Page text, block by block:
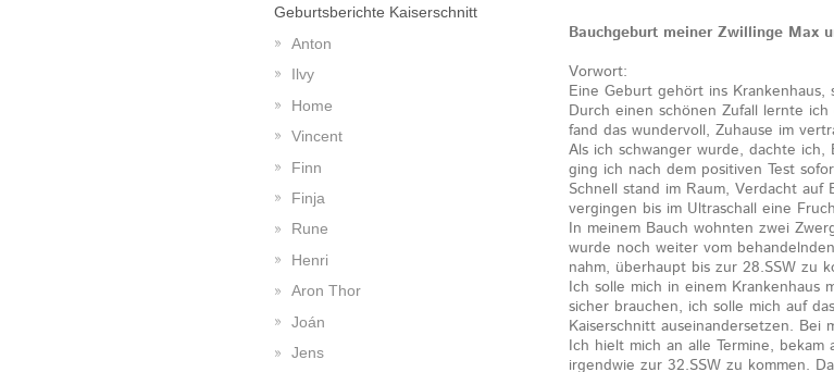
Bauchgeburt meiner Zwillinge Max
Vorwort:
Eine Geburt gehört ins Krankenhaus,
Durch einen schönen Zufall lernte
fand das wundervoll, Zuhause im
Als ich schwanger wurde, dachte
ging ich nach dem positiven Test
Schnell stand im Raum, Verdacht auf
vergingen bis im Ultraschall eine
In meinem Bauch wohnten zwei
wurde noch weiter vom
nahm, überhaupt bis zur 28.SSW zu
Ich solle mich in einem Krankenhaus
sicher brauchen, ich solle mich auf
Kaiserschnitt auseinandersetzen. Bei
Ich hielt mich an alle Termine,
irgendwie zur 32.SSW zu kommen.
Geburtsberichte Kaiserschnitt
Anton
Ilvy
Home
Vincent
Finn
Finja
Rune
Henri
Aron Thor
Joán
Jens